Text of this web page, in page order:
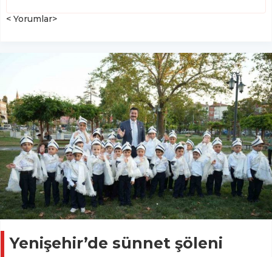
< Yorumlar>
Yenişehir’de sünnet şöleni